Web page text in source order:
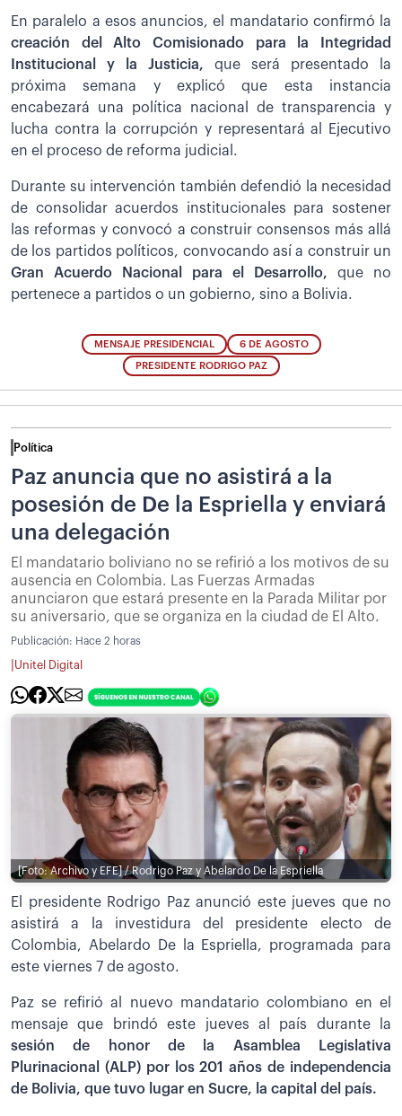
En paralelo a esos anuncios, el mandatario confirmó la
creación del Alto Comisionado para la Integridad
Institucional y la Justicia, que será presentado la
próxima semana y explicó que esta instancia
encabezará una política nacional de transparencia y
lucha contra la corrupción y representará al Ejecutivo
en el proceso de reforma judicial.
Durante su intervención también defendió la necesidad
de consolidar acuerdos institucionales para sostener
las reformas y convocó a construir consensos más allá
de los partidos políticos, convocando así a construir un
Gran Acuerdo Nacional para el Desarrollo, que no
pertenece a partidos o un gobierno, sino a Bolivia.
MENSAJE PRESIDENCIAL 6 DE AGOSTO
PRESIDENTE RODRIGO PAZ
Política
Paz anuncia que no asistirá a la
posesión de De la Espriella y enviará
una delegación
El mandatario boliviano no se refirió a los motivos de su
ausencia en Colombia. Las Fuerzas Armadas
anunciaron que estará presente en la Parada Militar por
su aniversario, que se organiza en la ciudad de El Alto.
Publicación: Hace 2 horas
Unitel Digital
[Foto: Archivo y EFE] / Rodrigo Paz y Abelardo De la Espriella
El presidente Rodrigo Paz anunció este jueves que no
asistirá a la investidura del presidente electo de
Colombia, Abelardo De la Espriella, programada para
este viernes 7 de agosto.
Paz se refirió al nuevo mandatario colombiano en el
mensaje que brindó este jueves al país durante la
sesión de honor de la Asamblea Legislativa
Plurinacional (ALP) por los 201 años de independencia
de Bolivia, que tuvo lugar en Sucre, la capital del país.